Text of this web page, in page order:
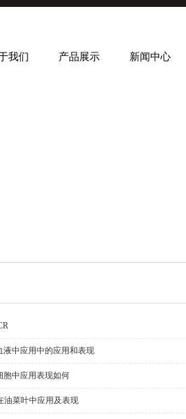
我们 产品展示 新闻中心
液中应用中的应用和表现
胞中应用表现如何
油菜叶中应用及表现